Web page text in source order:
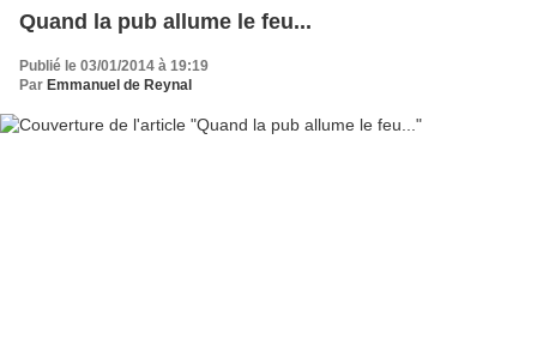
Quand la pub allume le feu...
Publié le 03/01/2014 à 19:19
Par Emmanuel de Reynal